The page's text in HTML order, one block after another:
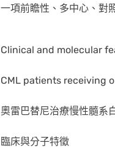
一項前瞻性、多中心、對
Clinical and molecular
CML patients receiving
奧雷巴替尼治療慢性髓系
臨床與分子特徵